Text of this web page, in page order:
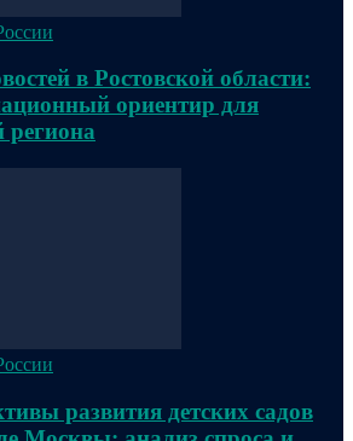
в Ростовской области:
ориентир для
региона
развития детских садов